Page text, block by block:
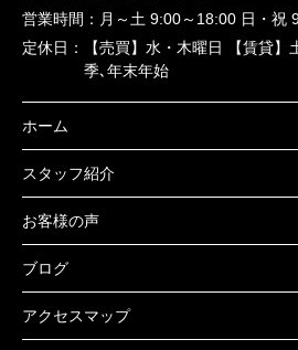
営業時間： 月～土 9:00～18:00 日・祝
定休日：
【売買】水・木曜日 【賃貸
季､年末年始
ホーム
スタッフ紹介
お客様の声
ブログ
アクセスマップ